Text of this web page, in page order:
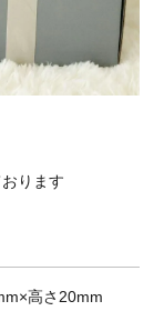
ります
高さ20mm